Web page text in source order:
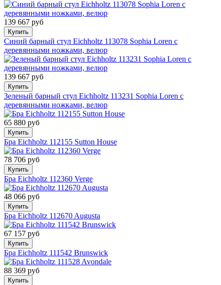
139 667 руб
Купить
Синий барный стул Eichholtz 113078 Sophia Loren с
деревянными ножками, велюр
139 667 руб
Купить
Зеленый барный стул Eichholtz 113231 Sophia Loren с
деревянными ножками, велюр
65 880 руб
Купить
Бра Eichholtz 112155 Sutton House
78 706 руб
Купить
Бра Eichholtz 112360 Verge
48 066 руб
Купить
Бра Eichholtz 112670 Augusta
67 157 руб
Купить
Бра Eichholtz 111542 Brunswick
88 369 руб
Купить